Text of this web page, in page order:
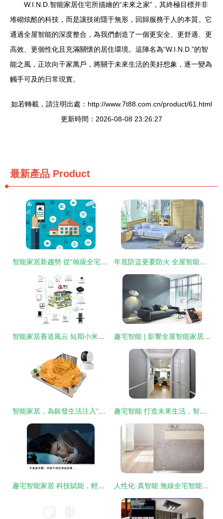
W.I.N.D.智能家居住宅所描繪的“未來之家”，其終極目標并非
堆砌炫酷的科技，而是讓技術隱于無形，回歸服務于人的本質。它
通過全屋智能的深度整合，為我們創造了一個更安全、更舒適、更
高效、更個性化且充滿關懷的居住環境。這陣名為“W.I.N.D.”的智
能之風，正吹向千家萬戶，將關于未來生活的美好想象，逐一變為
觸手可及的日常現實。
如若轉載，請注明出處：http://www.7t88.com.cn/product/61.html
更新時間：2026-08-08 23:26:27
最新產品 Product